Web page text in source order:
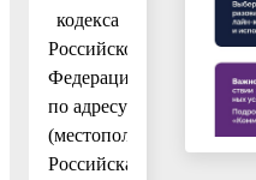
кодекса
Российской
Федерации
по адресу
(местоположение):
Российская